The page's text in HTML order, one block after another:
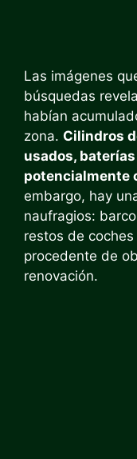
Las imágenes
búsquedas
habían
zona. Cilindros
usados,
potencialmente
embargo, hay
naufragios:
restos de
procedente de
renovación.